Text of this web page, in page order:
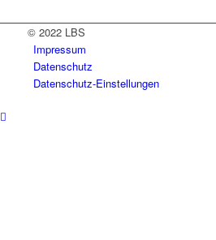
© 2022 LBS
Impressum
Datenschutz
Datenschutz-Einstellungen